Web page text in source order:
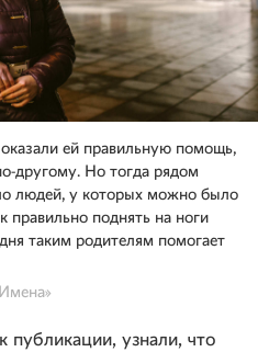
оказали ей правильную помощь,
другому. Но тогда рядом
людей, у которых можно было
правильно поднять на ноги
таким родителям помогает
публикации, узнали, что